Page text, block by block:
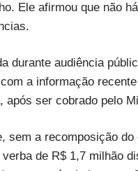
Ele afirmou que não
durante audiência
a informação
após ser cobrado pelo
sem a recomposição
de R$ 1,7 milhão